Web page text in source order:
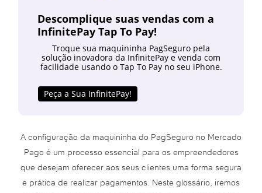
Descomplique suas vendas com a
InfinitePay Tap To Pay!
Troque sua maquininha PagSeguro pela
solução inovadora da InfinitePay e venda com
facilidade usando o Tap To Pay no seu iPhone.
Peça a Sua InfinitePay!
A configuração da maquininha do PagSeguro no Mercado
Pago é um processo essencial para os empreendedores
que desejam oferecer aos seus clientes uma forma segura
e prática de realizar pagamentos. Neste glossário, iremos